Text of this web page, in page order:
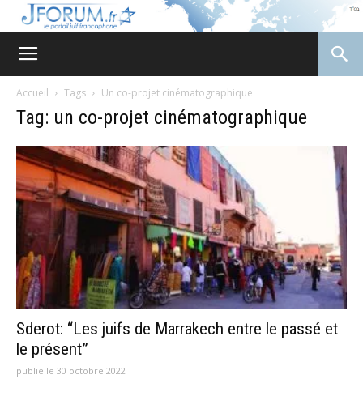
Accueil Tags Un co-projet cinématographique
Tag: un co-projet cinématographique
Sderot: “Les juifs de Marrakech entre le passé et
le présent”
publié le 30 octobre 2022